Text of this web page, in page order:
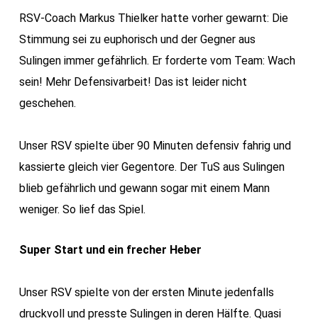
RSV-Coach Markus Thielker hatte vorher gewarnt: Die
Stimmung sei zu euphorisch und der Gegner aus
Sulingen immer gefährlich. Er forderte vom Team: Wach
sein! Mehr Defensivarbeit! Das ist leider nicht
geschehen.
Unser RSV spielte über 90 Minuten defensiv fahrig und
kassierte gleich vier Gegentore. Der TuS aus Sulingen
blieb gefährlich und gewann sogar mit einem Mann
weniger. So lief das Spiel.
Super Start und ein frecher Heber
Unser RSV spielte von der ersten Minute jedenfalls
druckvoll und presste Sulingen in deren Hälfte. Quasi